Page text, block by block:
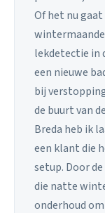
Of het nu
lekdetectie in
een nieuwe
bij
de buurt van
Breda heb ik
een klant die
setup. Door
die natte
onderhoud